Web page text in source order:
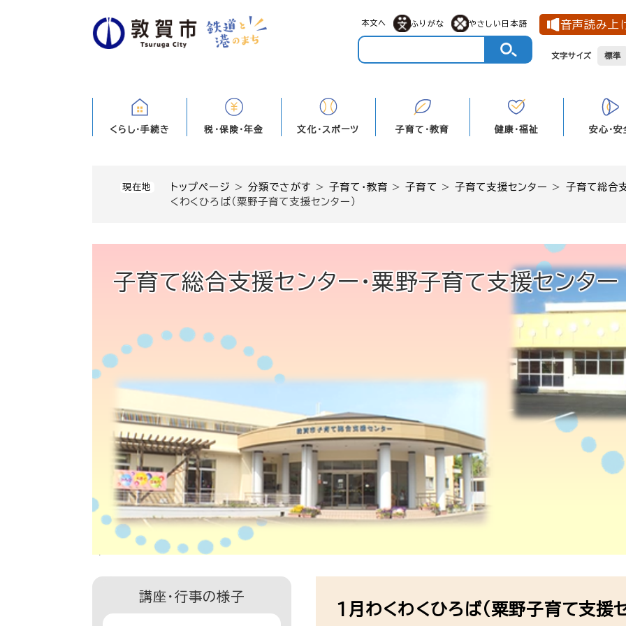
メニューを飛ばして本文へ
本文へ ふりがな やさしい日本語 音声読み上
文字サイズ 標準
くらし・手続き 税・保険・年金 文化・スポーツ 子育て・教育 健康・福祉 安心・安
現在地 トップページ >分類でさがす >子育て・教育 >子育て >子育て支援センター > 子育て総合
くわくひろば（粟野子育て支援センター）
子育て総合支援センター・粟野子育て支援センター
1月わくわくひろば（粟野子育て支援
講座・行事の様子